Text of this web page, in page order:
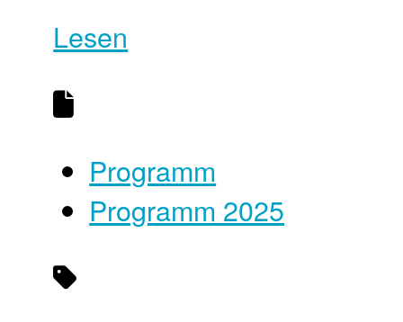
Lesen
Programm
Programm 2025